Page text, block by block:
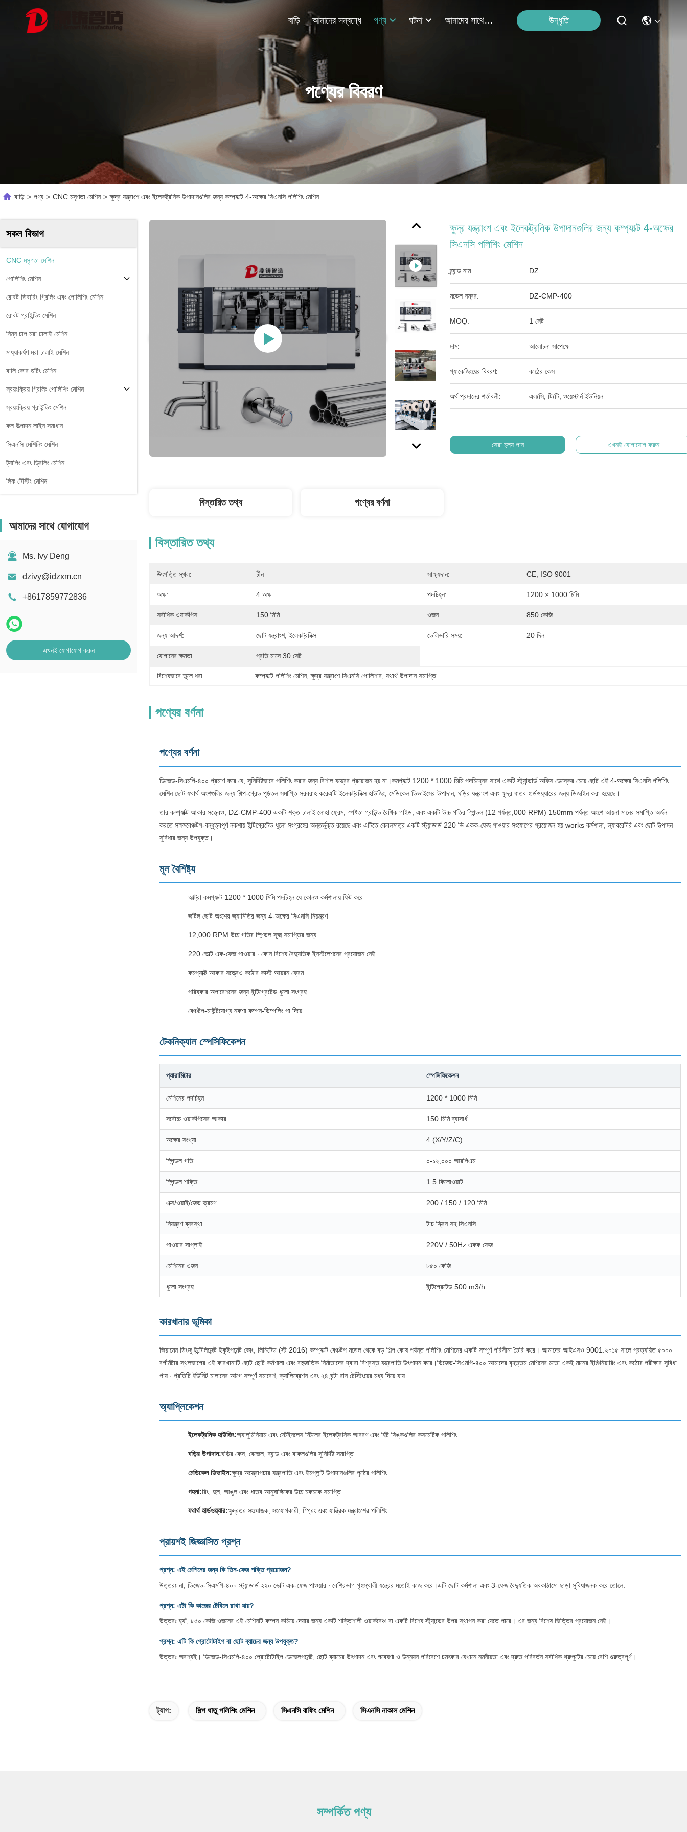
বাড়ি আমাদের সম্বন্ধে পণ্য ঘটনা আমাদের সাথে যোগাযোগ উদ্ধৃতি
পণ্যের বিবরণ
বাড়ি > পণ্য > CNC মসৃণতা মেশিন > ক্ষুদ্র যন্ত্রাংশ এবং ইলেকট্রনিক উপাদানগুলির জন্য কম্প্যাক্ট 4-অক্ষের সিএনসি পলিশিং মেশিন
সকল বিভাগ
CNC মসৃণতা মেশিন
পোলিশিং মেশিন
রোবট ডিবারিং গ্রিলিং এবং পোলিশিং মেশিন
রোবট গ্রাইন্ডিং মেশিন
নিম্ন চাপ মরা ঢালাই মেশিন
মাধ্যাকর্ষণ মরা ঢালাই মেশিন
বালি কোর শুটিং মেশিন
স্বয়ংক্রিয় গ্রিলিং পোলিশিং মেশিন
স্বয়ংক্রিয় গ্রাইন্ডিং মেশিন
কল উত্পাদন লাইন সমাধান
সিএনসি মেশিনিং মেশিন
ট্যাপিং এবং ড্রিলিং মেশিন
লিক টেস্টিং মেশিন
আমাদের সাথে যোগাযোগ
Ms. Ivy Deng
dzivy@idzxm.cn
+8617859772836
এখনই যোগাযোগ করুন
ক্ষুদ্র যন্ত্রাংশ এবং ইলেকট্রনিক উপাদানগুলির জন্য কম্প্যাক্ট 4-অক্ষের
সিএনসি পলিশিং মেশিন
ব্র্যান্ড নাম: DZ
মডেল নম্বর: DZ-CMP-400
MOQ: 1 সেট
দাম: আলোচনা সাপেক্ষে
প্যাকেজিংয়ের বিবরণ: কাঠের কেস
অর্থ প্রদানের শর্তাবলী: এল/সি, টি/টি, ওয়েস্টার্ন ইউনিয়ন
সেরা মূল্য পান এখনই যোগাযোগ করুন
বিস্তারিত তথ্য পণ্যের বর্ণনা
বিস্তারিত তথ্য
উৎপত্তি স্থল: চীন সাক্ষ্যদান: CE, ISO 9001
অক্ষ: 4 অক্ষ পদচিহ্ন: 1200 × 1000 মিমি
সর্বাধিক ওয়ার্কপিস: 150 মিমি ওজন: 850 কেজি
জন্য আদর্শ: ছোট যন্ত্রাংশ, ইলেকট্রনিক্স ডেলিভারি সময়: 20 দিন
যোগানের ক্ষমতা: প্রতি মাসে 30 সেট
বিশেষভাবে তুলে ধরা: কম্প্যাক্ট পলিশিং মেশিন, ক্ষুদ্র যন্ত্রাংশ সিএনসি পোলিশার , যথার্থ উপাদান সমাপ্তি
পণ্যের বর্ণনা
পণ্যের বর্ণনা
ডিজেড-সিএমপি-৪০০ প্রমাণ করে যে, সুনির্দিষ্টভাবে পলিশিং করার জন্য বিশাল যন্ত্রের প্রয়োজন হয় না।কমপ্যাক্ট 1200 * 1000 মিমি পদচিহ্নের সাথে একটি স্ট্যান্ডার্ড অফিস ডেস্কের চেয়ে ছোট এই 4-অক্ষের সিএনসি পলিশিং
মেশিন ছোট যথার্থ অংশগুলির জন্য শিল্প-গ্রেড পৃষ্ঠতল সমাপ্তি সরবরাহ করেএটি ইলেকট্রনিক্স হাউজিং, মেডিকেল ডিভাইসের উপাদান, ঘড়ির যন্ত্রাংশ এবং ক্ষুদ্র ধাতব হার্ডওয়্যারের জন্য ডিজাইন করা হয়েছে।
তার কম্প্যাক্ট আকার সত্ত্বেও, DZ-CMP-400 একটি শক্ত ঢালাই লোহা ফ্রেম, স্পষ্টতা গ্রাউন্ড রৈখিক গাইড, এবং একটি উচ্চ গতির স্পিন্ডল (12 পর্যন্ত,000 RPM) 150mm পর্যন্ত অংশে আয়না মানের সমাপ্তি অর্জন
করতে সক্ষমবেঞ্চটপ-বন্ধুত্বপূর্ণ নকশায় ইন্টিগ্রেটেড ধুলো সংগ্রহের অন্তর্ভুক্ত রয়েছে এবং এটিতে কেবলমাত্র একটি স্ট্যান্ডার্ড 220 ভি একক-ফেজ পাওয়ার সংযোগের প্রয়োজন হয় works কর্মশালা, ল্যাবরেটরি এবং ছোট উত্পাদন
সুবিধার জন্য উপযুক্ত।
মূল বৈশিষ্ট্য
আল্ট্রা কমপ্যাক্ট 1200 * 1000 মিমি পদচিহ্ন যে কোনও কর্মশালায় ফিট করে
জটিল ছোট অংশের জ্যামিতির জন্য 4-অক্ষের সিএনসি নিয়ন্ত্রণ
12,000 RPM উচ্চ গতির স্পিন্ডল সূক্ষ্ম সমাপ্তির জন্য
220 ভোল্ট এক-ফেজ পাওয়ার ∙ কোন বিশেষ বৈদ্যুতিক ইনস্টলেশনের প্রয়োজন নেই
কমপ্যাক্ট আকার সত্ত্বেও কঠোর কাস্ট আয়রন ফ্রেম
পরিষ্কার অপারেশনের জন্য ইন্টিগ্রেটেড ধুলো সংগ্রহ
বেঞ্চটপ-মাউন্টযোগ্য নকশা কম্পন-ডিম্পলিং পা দিয়ে
টেকনিক্যাল স্পেসিফিকেশন
প্যারামিটার স্পেসিফিকেশন
মেশিনের পদচিহ্ন 1200 * 1000 মিমি
সর্বোচ্চ ওয়ার্কপিসের আকার 150 মিমি ব্যাসার্ধ
অক্ষের সংখ্যা 4 (X/Y/Z/C)
স্পিন্ডল গতি ০-১২,০০০ আরপিএম
স্পিন্ডল শক্তি 1.5 কিলোওয়াট
এক্স/ওয়াই/জেড ভ্রমণ 200 / 150 / 120 মিমি
নিয়ন্ত্রণ ব্যবস্থা টাচ স্ক্রিন সহ সিএনসি
পাওয়ার সাপ্লাই 220V / 50Hz একক ফেজ
মেশিনের ওজন ৮৫০ কেজি
ধুলো সংগ্রহ ইন্টিগ্রেটেড 500 m3/h
কারখানার ভূমিকা
জিয়ামেন ডিংজু ইন্টেলিজেন্ট ইকুইপমেন্ট কোং, লিমিটেড (স্ট 2016) কম্প্যাক্ট বেঞ্চটপ মডেল থেকে বড় শিল্প কোষ পর্যন্ত পলিশিং মেশিনের একটি সম্পূর্ণ পরিসীমা তৈরি করে। আমাদের আইএসও 9001:২০১৫ সালে প্রত্যয়িত ৫০০০
বর্গমিটার স্থলভাগের এই কারখানাটি ছোট ছোট কর্মশালা এবং বহুজাতিক নির্মাতাদের দ্বারা বিশ্বস্ত যন্ত্রপাতি উৎপাদন করে।ডিজেড-সিএমপি-৪০০ আমাদের বৃহত্তম মেশিনের মতো একই মানের ইঞ্জিনিয়ারিং এবং কঠোর পরীক্ষার সুবিধা
পায় ∙ প্রতিটি ইউনিট চালানের আগে সম্পূর্ণ সমাবেশ, ক্যালিব্রেশন এবং ২৪ ঘন্টা রান টেস্টিংয়ের মধ্য দিয়ে যায়.
অ্যাপ্লিকেশন
ইলেকট্রনিক হাউজিং:অ্যালুমিনিয়াম এবং স্টেইনলেস স্টিলের ইলেকট্রনিক আবরণ এবং হিট সিঙ্কগুলির কসমেটিক পলিশিং
ঘড়ির উপাদান:ঘড়ির কেস, বেজেল, ব্যান্ড এবং বাকলগুলির সুনির্দিষ্ট সমাপ্তি
মেডিকেল ডিভাইস:ক্ষুদ্র অস্ত্রোপচার যন্ত্রপাতি এবং ইমপ্লান্ট উপাদানগুলির পৃষ্ঠের পলিশিং
গহনা:রিং, দুল, আঙুল এবং ধাতব আনুষাঙ্গিকের উচ্চ চকচকে সমাপ্তি
যথার্থ হার্ডওয়্যার:ক্ষুদ্রতর সংযোজক, সংযোগকারী, স্প্রিং এবং যান্ত্রিক যন্ত্রাংশের পলিশিং
প্রায়শই জিজ্ঞাসিত প্রশ্ন
প্রশ্ন: এই মেশিনের জন্য কি তিন-ফেজ শক্তি প্রয়োজন?
উত্তরঃ না, ডিজেড-সিএমপি-৪০০ স্ট্যান্ডার্ড ২২০ ভোল্ট এক-ফেজ পাওয়ার ∙ বেশিরভাগ গৃহস্থালী যন্ত্রের মতোই কাজ করে।এটি ছোট কর্মশালা এবং 3-ফেজ বৈদ্যুতিক অবকাঠামো ছাড়া সুবিধাজনক করে তোলে.
প্রশ্ন: এটা কি কাজের টেবিলে রাখা যায়?
উত্তরঃ হ্যাঁ, ৮৫০ কেজি ওজনের এই মেশিনটি কম্পন কমিয়ে দেয়ার জন্য একটি শক্তিশালী ওয়ার্কবেঞ্চ বা একটি বিশেষ স্ট্যান্ডের উপর স্থাপন করা যেতে পারে। এর জন্য বিশেষ ভিত্তির প্রয়োজন নেই।
প্রশ্ন: এটি কি প্রোটোটাইপ বা ছোট ব্যাচের জন্য উপযুক্ত?
উত্তরঃ অবশ্যই। ডিজেড-সিএমপি-৪০০ প্রোটোটাইপ ডেভেলপমেন্ট, ছোট ব্যাচের উৎপাদন এবং গবেষণা ও উন্নয়ন পরিবেশে চমৎকার যেখানে নমনীয়তা এবং দ্রুত পরিবর্তন সর্বাধিক থ্রুপুটের চেয়ে বেশি গুরুত্বপূর্ণ।
ট্যাগ: শিল্প ধাতু পলিশিং মেশিন সিএনসি বাফিং মেশিন সিএনসি নাকাল মেশিন
সম্পর্কিত পণ্য